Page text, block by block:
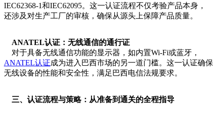
IEC62368-1和IEC62095。这一认证流程不仅考验产品本身，
还涉及对生产工厂的审核，确保从源头上保障产品质量。
ANATEL认证：无线通信的通行证
对于具备无线通信功能的显示器，如内置Wi-Fi或蓝牙，
ANATEL认证成为进入巴西市场的另一道门槛。这一认证确保
无线设备的性能和安全性，满足巴西电信法规要求。
三、认证流程与策略：从准备到通关的全程指导